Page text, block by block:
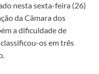
nesta sexta-feira (26)
da Câmara dos
a dificuldade de
os em três